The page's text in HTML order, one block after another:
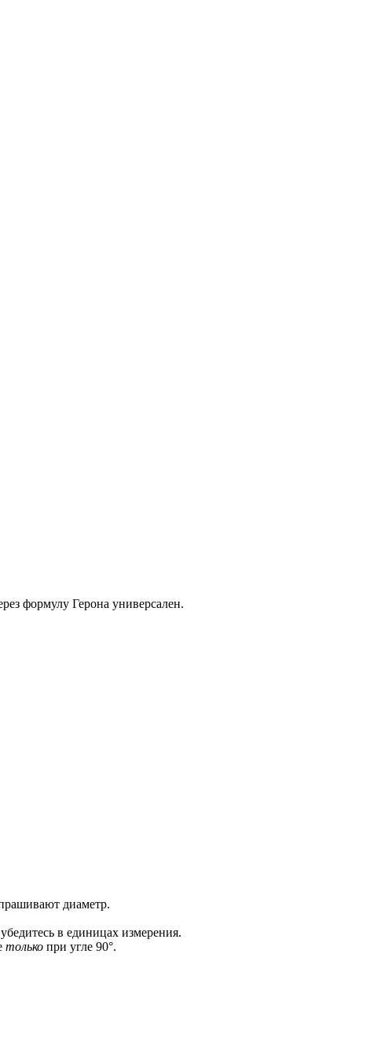
= 12
4 \cdot 3} = \sqrt{720} = 12\sqrt{5} \approx
9}{2 \cdot 12\sqrt{5}} = \frac{504}{24\sqrt{5}}
= 2\sqrt{5} \approx 4{,}47
формулу Герона универсален.
диаметр.
в единицах измерения.
только при угле 90°.